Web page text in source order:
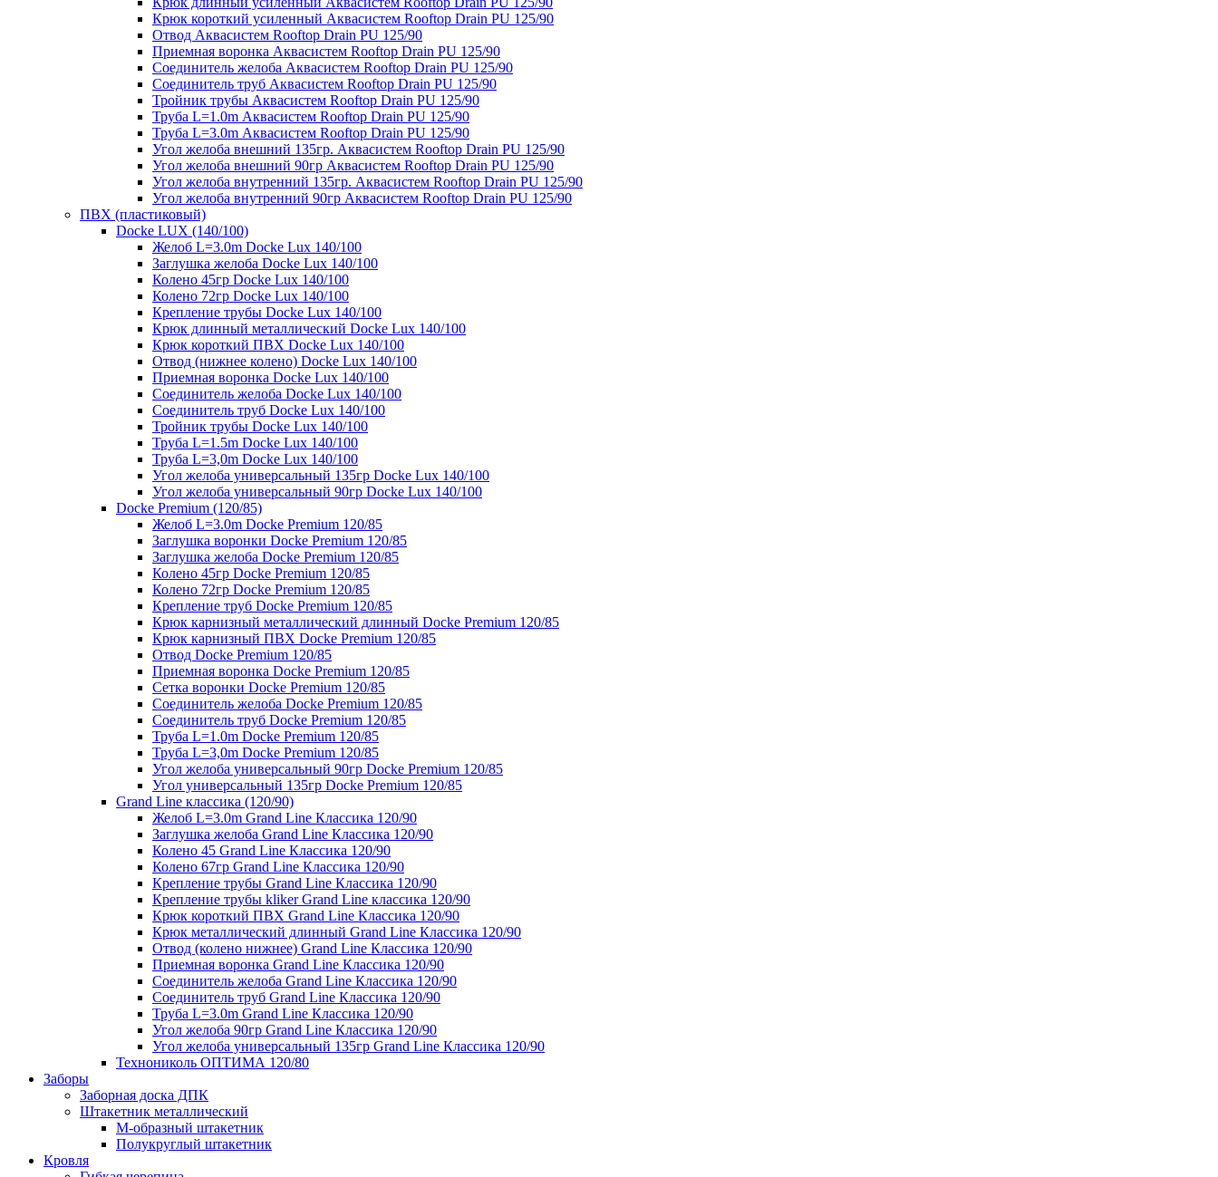
Крюк короткий усиленный Аквасистем Rooftop Drain PU 125/90
Отвод Аквасистем Rooftop Drain PU 125/90
Приемная воронка Аквасистем Rooftop Drain PU 125/90
Соединитель желоба Аквасистем Rooftop Drain PU 125/90
Соединитель труб Аквасистем Rooftop Drain PU 125/90
Тройник трубы Аквасистем Rooftop Drain PU 125/90
Труба L=1.0m Аквасистем Rooftop Drain PU 125/90
Труба L=3.0m Аквасистем Rooftop Drain PU 125/90
Угол желоба внешний 135гр. Аквасистем Rooftop Drain PU 125/90
Угол желоба внешний 90гр Аквасистем Rooftop Drain PU 125/90
Угол желоба внутренний 135гр. Аквасистем Rooftop Drain PU 125/90
Угол желоба внутренний 90гр Аквасистем Rooftop Drain PU 125/90
ПВХ (пластиковый)
Docke LUX (140/100)
Желоб L=3.0m Docke Lux 140/100
Заглушка желоба Docke Lux 140/100
Колено 45гр Docke Lux 140/100
Колено 72гр Docke Lux 140/100
Крепление трубы Docke Lux 140/100
Крюк длинный металлический Docke Lux 140/100
Крюк короткий ПВХ Docke Lux 140/100
Отвод (нижнее колено) Docke Lux 140/100
Приемная воронка Docke Lux 140/100
Соединитель желоба Docke Lux 140/100
Соединитель труб Docke Lux 140/100
Тройник трубы Docke Lux 140/100
Труба L=1.5m Docke Lux 140/100
Труба L=3,0m Docke Lux 140/100
Угол желоба универсальный 135гр Docke Lux 140/100
Угол желоба универсальный 90гр Docke Lux 140/100
Docke Premium (120/85)
Желоб L=3.0m Docke Premium 120/85
Заглушка воронки Docke Premium 120/85
Заглушка желоба Docke Premium 120/85
Колено 45гр Docke Premium 120/85
Колено 72гр Docke Premium 120/85
Крепление труб Docke Premium 120/85
Крюк карнизный металлический длинный Docke Premium 120/85
Крюк карнизный ПВХ Docke Premium 120/85
Отвод Docke Premium 120/85
Приемная воронка Docke Premium 120/85
Сетка воронки Docke Premium 120/85
Соединитель желоба Docke Premium 120/85
Соединитель труб Docke Premium 120/85
Труба L=1.0m Docke Premium 120/85
Труба L=3,0m Docke Premium 120/85
Угол желоба универсальный 90гр Docke Premium 120/85
Угол универсальный 135гр Docke Premium 120/85
Grand Line классика (120/90)
Желоб L=3.0m Grand Line Классика 120/90
Заглушка желоба Grand Line Классика 120/90
Колено 45 Grand Line Классика 120/90
Колено 67гр Grand Line Классика 120/90
Крепление трубы Grand Line Классика 120/90
Крепление трубы kliker Grand Line классика 120/90
Крюк короткий ПВХ Grand Line Классика 120/90
Крюк металлический длинный Grand Line Классика 120/90
Отвод (колено нижнее) Grand Line Классика 120/90
Приемная воронка Grand Line Классика 120/90
Соединитель желоба Grand Line Классика 120/90
Соединитель труб Grand Line Классика 120/90
Труба L=3.0m Grand Line Классика 120/90
Угол желоба 90гр Grand Line Классика 120/90
Угол желоба универсальный 135гр Grand Line Классика 120/90
Технониколь ОПТИМА 120/80
Заборы
Заборная доска ДПК
Штакетник металлический
М-образный штакетник
Полукруглый штакетник
Кровля